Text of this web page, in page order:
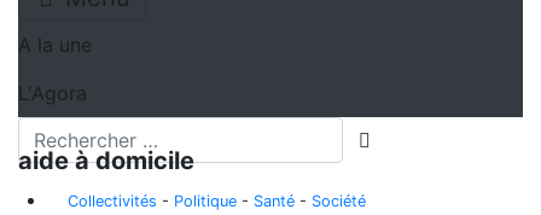
A la une
L'Agora
Recherche
aide à domicile
Collectivités - Politique - Santé - Société